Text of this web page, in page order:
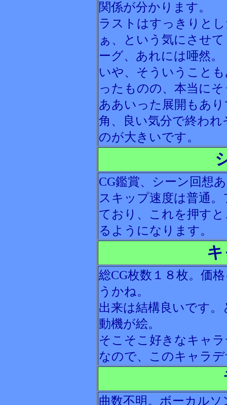
関係が分かります。
ラストはすっきりと
ぁ、という気にさせ
ーグ、あれには唖然。
いや、そういうこと
ったものの、本当に
ああいった展開もあ
角、良い気分で終わ
のが大きいです。
CG鑑賞、シーン回想
スキップ速度は普通
ており、これを押す
るようになります。
総CG枚数１８枚。価
うかね。
出来は結構良いです
動機が絵。
そこそこ好きなキャ
なので、このキャラ
曲数不明。ボーカルソ